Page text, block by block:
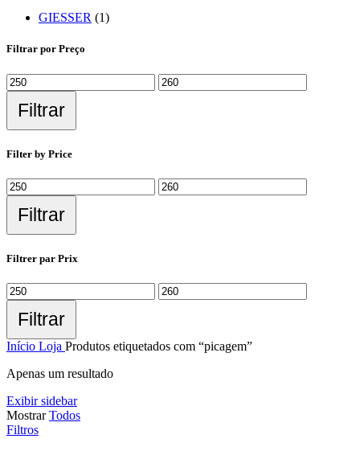
GIESSER (1)
Filtrar por Preço
Filtrar
Filter by Price
Filtrar
Filtrer par Prix
Filtrar
Início Loja Produtos etiquetados com “picagem”
Apenas um resultado
Exibir sidebar
MostrarTodos
Filtros